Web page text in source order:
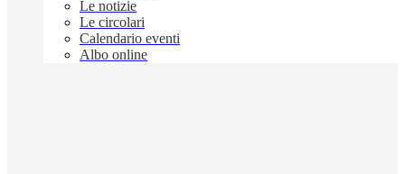
Le notizie
Le circolari
Calendario eventi
Albo online